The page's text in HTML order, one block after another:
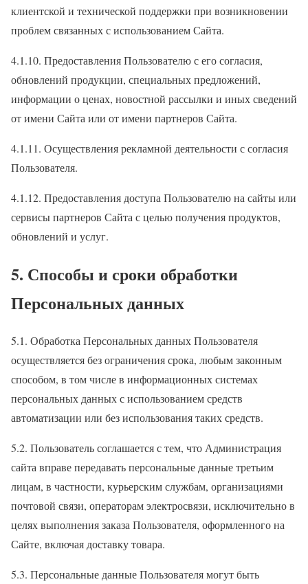
клиентской и технической поддержки при возникновении
проблем связанных с использованием Сайта.
4.1.10. Предоставления Пользователю с его согласия,
обновлений продукции, специальных предложений,
информации о ценах, новостной рассылки и иных сведений
от имени Сайта или от имени партнеров Сайта.
4.1.11. Осуществления рекламной деятельности с согласия
Пользователя.
4.1.12. Предоставления доступа Пользователю на сайты или
сервисы партнеров Сайта с целью получения продуктов,
обновлений и услуг.
5. Способы и сроки обработки
Персональных данных
5.1. Обработка Персональных данных Пользователя
осуществляется без ограничения срока, любым законным
способом, в том числе в информационных системах
персональных данных с использованием средств
автоматизации или без использования таких средств.
5.2. Пользователь соглашается с тем, что Администрация
сайта вправе передавать персональные данные третьим
лицам, в частности, курьерским службам, организациями
почтовой связи, операторам электросвязи, исключительно в
целях выполнения заказа Пользователя, оформленного на
Сайте, включая доставку товара.
5.3. Персональные данные Пользователя могут быть